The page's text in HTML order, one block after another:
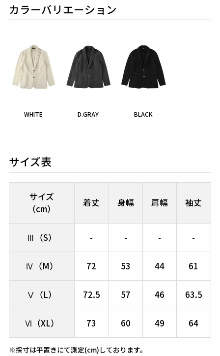
カラーバリエーション
WHITE D.GRAY BLACK
サイズ表
サイズ
（cm）
着丈 身幅 肩幅 袖丈
Ⅲ（S） - - - -
Ⅳ（M） 72 53 44 61
Ⅴ（L） 72.5 57 46 63.5
Ⅵ（XL） 73 60 49 64
※採寸は平置きにて測定(cm)しております。